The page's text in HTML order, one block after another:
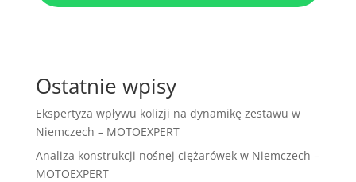
Ostatnie wpisy
Ekspertyza wpływu kolizji na dynamikę zestawu w
Niemczech – MOTOEXPERT
Analiza konstrukcji nośnej ciężarówek w Niemczech –
MOTOEXPERT